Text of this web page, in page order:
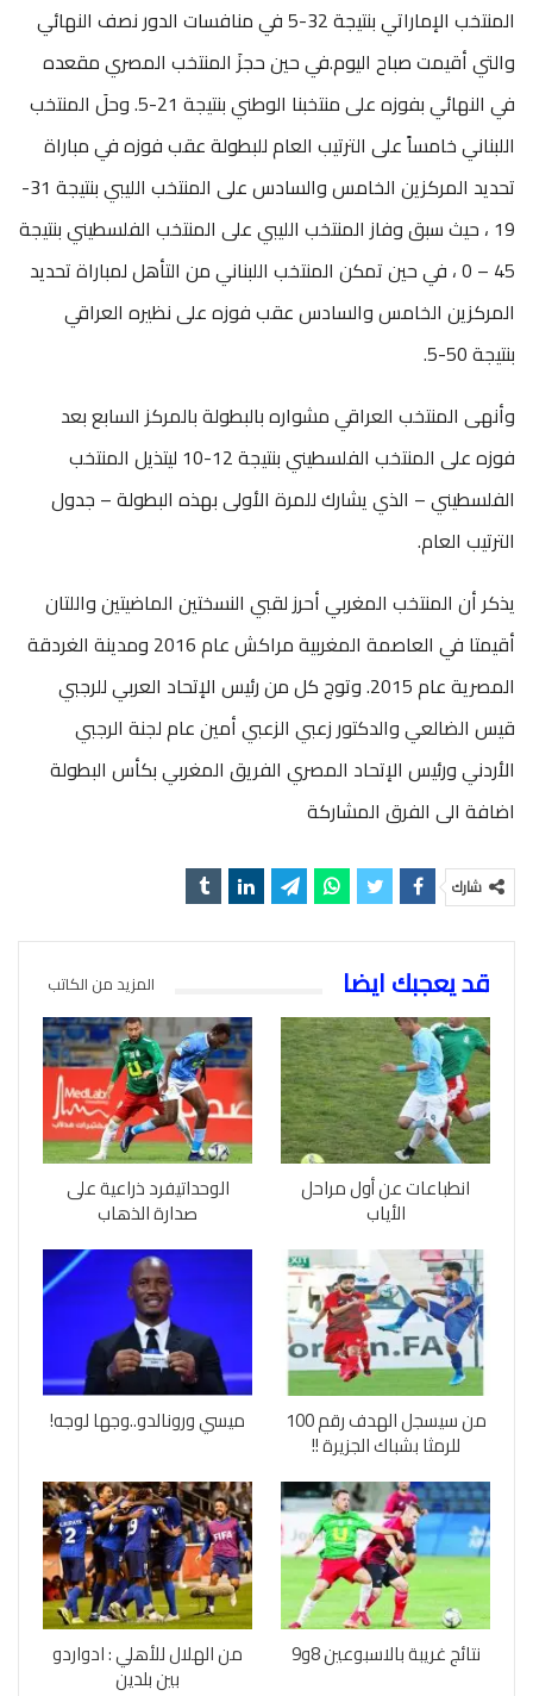
المنتخب الإماراتي بنتيجة 32-5 في منافسات الدور نصف النهائي
والتي أقيمت صباح اليوم.في حين حجزَ المنتخب المصري مقعده
في النهائي بفوزه على منتخبنا الوطني بنتيجة 21-5. وحلَ المنتخب
اللبناني خامساً على الترتيب العام للبطولة عقب فوزه في مباراة
تحديد المركزين الخامس والسادس على المنتخب الليبي بنتيجة 31-
19 ، حيث سبق وفاز المنتخب الليبي على المنتخب الفلسطيني بنتيجة
45 – 0 ، في حين تمكن المنتخب اللبناني من التأهل لمباراة تحديد
المركزين الخامس والسادس عقب فوزه على نظيره العراقي
بنتيجة 50-5.
وأنهى المنتخب العراقي مشواره بالبطولة بالمركز السابع بعد
فوزه على المنتخب الفلسطيني بنتيجة 12-10 ليتذيل المنتخب
الفلسطيني – الذي يشارك للمرة الأولى بهذه البطولة – جدول
الترتيب العام.
يذكر أن المنتخب المغربي أحرز لقبي النسختين الماضيتين واللتان
أقيمتا في العاصمة المغربية مراكش عام 2016 ومدينة الغردقة
المصرية عام 2015. وتوج كل من رئيس الإتحاد العربي للرجبي
قيس الضالعي والدكتور زعبي الزعبي أمين عام لجنة الرجبي
الأردني ورئيس الإتحاد المصري الفريق المغربي بكأس البطولة
اضافة الى الفرق المشاركة
شارك
قد يعجبك ايضا المزيد من الكاتب
انطباعات عن أول مراحل
الأياب
الوحداتيفرد ذراعية على
صدارة الذهاب
من سيسجل الهدف رقم 100
للرمثا بشباك الجزيرة !!
ميسي ورونالدو..وجها لوجه!
نتائج غريبة بالاسبوعين 8و9 من الهلال للأهلي : ادواردو
بين بلدين